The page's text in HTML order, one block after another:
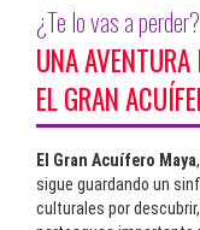
¿Te lo vas a perder?
UNA
EL GRAN
El Gran Acuífero Maya
sigue guardando un
culturales por